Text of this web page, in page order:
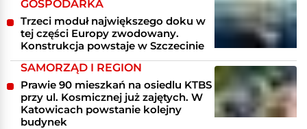
GOSPODARKA
Trzeci moduł największego doku w
tej części Europy zwodowany.
Konstrukcja powstaje w Szczecinie
SAMORZĄD I REGION
Prawie 90 mieszkań na osiedlu KTBS
przy ul. Kosmicznej już zajętych. W
Katowicach powstanie kolejny
budynek